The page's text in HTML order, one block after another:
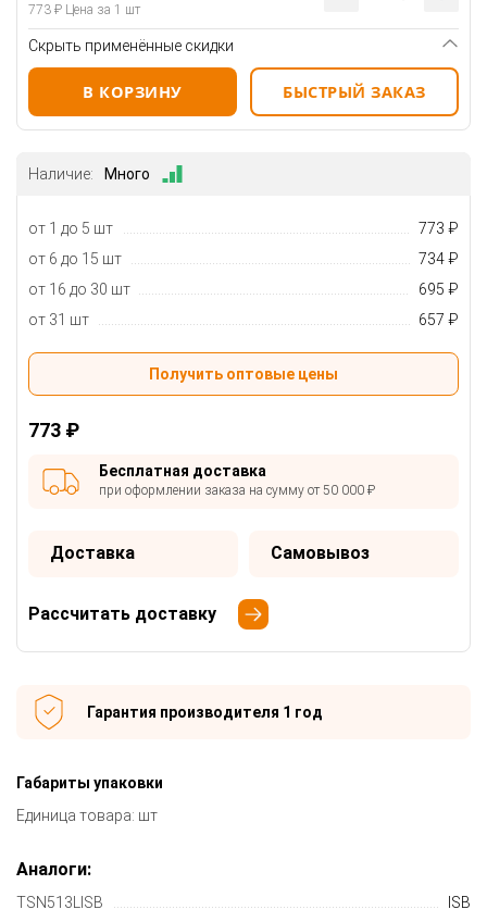
773 ₽ Цена за 1 шт
Скрыть применённые скидки
В КОРЗИНУ БЫСТРЫЙ ЗАКАЗ
Наличие: Много
от 1 до 5 шт
773 ₽
от 6 до 15 шт
734 ₽
от 16 до 30 шт
695 ₽
от 31 шт
657 ₽
Получить оптовые цены
773 ₽
Бесплатная доставка
при оформлении заказа на сумму от 50 000 ₽
Доставка Самовывоз
Рассчитать доставку
Гарантия производителя 1 год
Габариты упаковки
Единица товара: шт
Аналоги:
TSN513LISB
ISB